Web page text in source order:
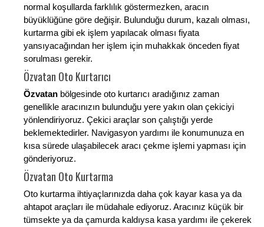
normal koşullarda farklılık göstermezken, aracın
büyüklüğüne göre değişir. Bulunduğu durum, kazalı olması,
kurtarma gibi ek işlem yapılacak olması fiyata
yansıyacağından her işlem için muhakkak önceden fiyat
sorulması gerekir.
Özvatan Oto Kurtarıcı
Özvatan bölgesinde oto kurtarıcı aradığınız zaman
genellikle aracınızın bulunduğu yere yakın olan çekiciyi
yönlendiriyoruz. Çekici araçlar son çalıştığı yerde
beklemektedirler. Navigasyon yardımı ile konumunuza en
kısa sürede ulaşabilecek aracı çekme işlemi yapması için
gönderiyoruz.
Özvatan Oto Kurtarma
Oto kurtarma ihtiyaçlarınızda daha çok kayar kasa ya da
ahtapot araçları ile müdahale ediyoruz. Aracınız küçük bir
tümsekte ya da çamurda kaldıysa kasa yardımı ile çekerek